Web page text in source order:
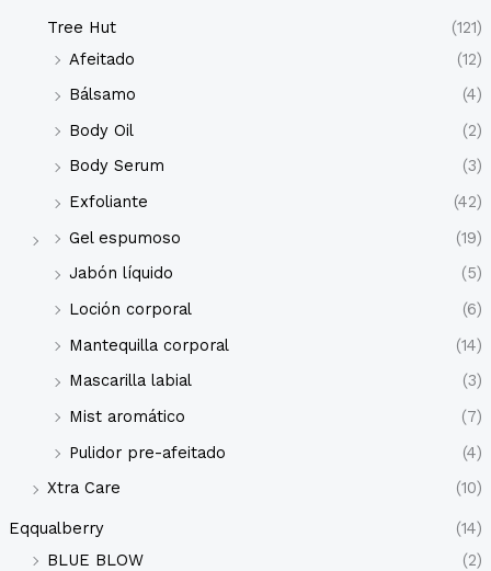
Tree Hut
(121)
Afeitado
(12)
Bálsamo
(4)
Body Oil
(2)
Body Serum
(3)
Exfoliante
(42)
Gel espumoso
(19)
Jabón líquido
(5)
Loción corporal
(6)
Mantequilla corporal
(14)
Mascarilla labial
(3)
Mist aromático
(7)
Pulidor pre-afeitado
(4)
Xtra Care
(10)
Eqqualberry
(14)
BLUE BLOW
(2)